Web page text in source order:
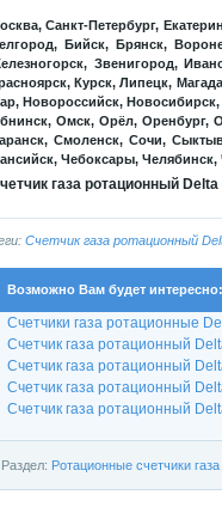
Санкт-Петербург,
Бийск, Брянск,
Звенигород,
Курск, Липецк,
Новороссийск,
Омск, Орёл, Оренбург,
Смоленск, Сочи,
Чебоксары,
газа ротационный Delta
Счетчик газа ротационный
Возможно Вам будет интересно:
Счетчики газа ротационные
Счетчик газа ротационный
Счетчик газа ротационный
Счетчик газа ротационный
Счетчик газа ротационный
Раздел: Ротационные счетчики